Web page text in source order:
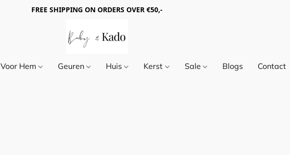
FREE SHIPPING ON ORDERS OVER €50,-
Voor Hem Geuren Huis Kerst Sale Blogs Contact